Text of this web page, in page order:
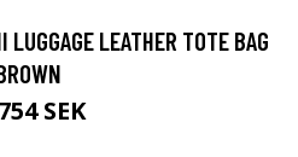
LEATHER TOTE BAG
SEK